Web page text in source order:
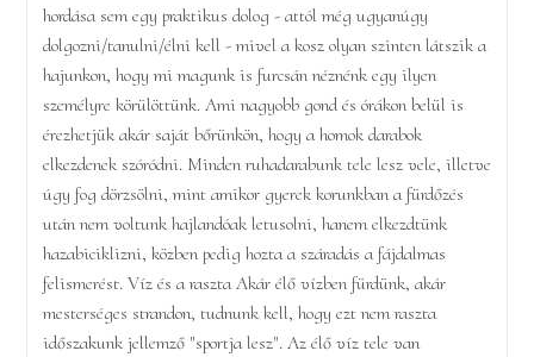
hordása sem egy praktikus dolog - attól még ugyanúgy
dolgozni/tanulni/élni kell - mivel a kosz olyan szinten látszik a
hajunkon, hogy mi magunk is furcsán néznénk egy ilyen
személyre körülöttünk. Ami nagyobb gond és órákon belül is
érezhetjük akár saját bőrünkön, hogy a homok darabok
elkezdenek szóródni. Minden ruhadarabunk tele lesz vele, illetve
úgy fog dörzsölni, mint amikor gyerek korunkban a fürdőzés
után nem voltunk hajlandóak letusolni, hanem elkezdtünk
hazabiciklizni, közben pedig hozta a száradás a fájdalmas
felismerést. Víz és a raszta Akár élő vízben fürdünk, akár
mesterséges strandon, tudnunk kell, hogy ezt nem raszta
időszakunk jellemző "sportja lesz". Az élő víz tele van